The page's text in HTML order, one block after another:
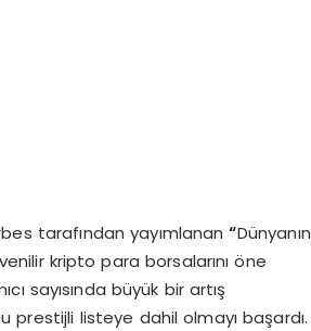
tarafından yayımlanan“Dünyanın
kripto para borsalarını öne
sayısında büyük bir artış
prestijli listeye dahil olmayı başardı.